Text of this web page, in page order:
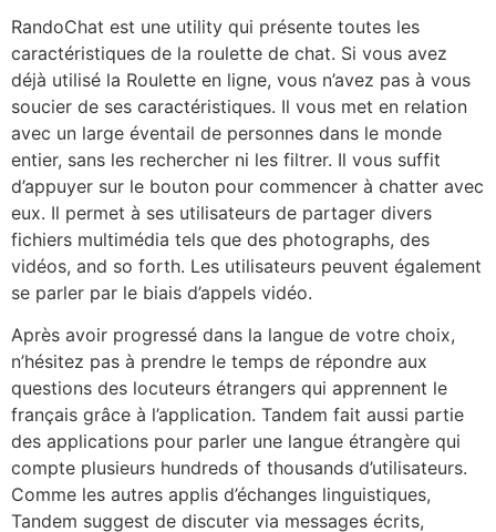
RandoChat est une utility qui présente toutes les
caractéristiques de la roulette de chat. Si vous avez
déjà utilisé la Roulette en ligne, vous n’avez pas à vous
soucier de ses caractéristiques. Il vous met en relation
avec un large éventail de personnes dans le monde
entier, sans les rechercher ni les filtrer. Il vous suffit
d’appuyer sur le bouton pour commencer à chatter avec
eux. Il permet à ses utilisateurs de partager divers
fichiers multimédia tels que des photographs, des
vidéos, and so forth. Les utilisateurs peuvent également
se parler par le biais d’appels vidéo.
Après avoir progressé dans la langue de votre choix,
n’hésitez pas à prendre le temps de répondre aux
questions des locuteurs étrangers qui apprennent le
français grâce à l’application. Tandem fait aussi partie
des applications pour parler une langue étrangère qui
compte plusieurs hundreds of thousands d’utilisateurs.
Comme les autres applis d’échanges linguistiques,
Tandem suggest de discuter via messages écrits,